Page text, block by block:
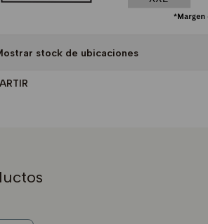
stock de ubicaciones